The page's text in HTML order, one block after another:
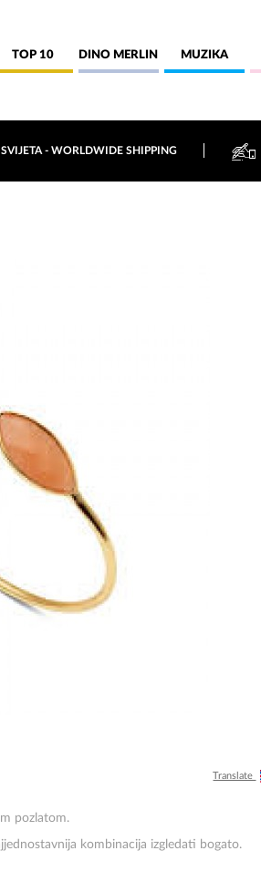
TOP 10 DINO MERLIN MUZIKA
- WORLDWIDE SHIPPING
Translate
pozlatom.
kombinacija izgledati bogato.